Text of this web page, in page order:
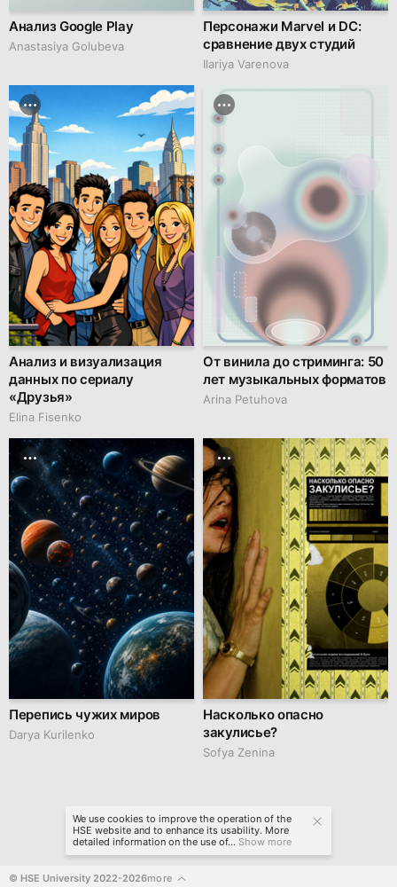
Анализ Google Play
Anastasiya Golubeva
Персонажи Marvel и DC:
сравнение двух студий
Ilariya Varenova
Анализ и визуализация
данных по сериалу
«Друзья»
Elina Fisenko
От винила до стриминга: 50
лет музыкальных форматов
Arina Petuhova
Перепись чужих миров
Darya Kurilenko
Насколько опасно
закулисье?
Sofya Zenina
© HSE University 2022-2026more
We use cookies to improve the operation of the
HSE website and to enhance its usability. More
detailed information on the use of... Show more